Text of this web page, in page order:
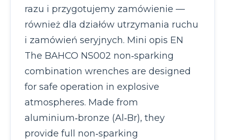
razu i przygotujemy zamówienie —
również dla działów utrzymania ruchu
i zamówień seryjnych. Mini opis EN
The BAHCO NS002 non‑sparking
combination wrenches are designed
for safe operation in explosive
atmospheres. Made from
aluminium‑bronze (Al‑Br), they
provide full non‑sparking